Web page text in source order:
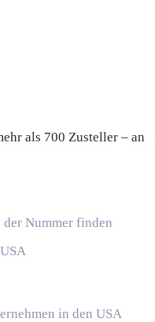
als 700 Zusteller – an
der Nummer finden
in den USA